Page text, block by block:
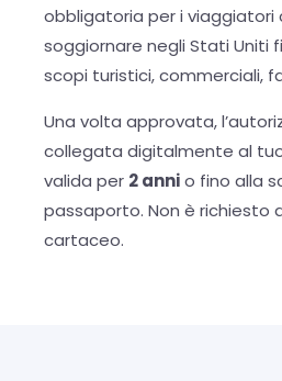
obbligatoria per i viaggiatori
soggiornare negli Stati Uniti
scopi turistici, commerciali,
Una volta approvata,
collegata digitalmente al
valida per 2 annio fino alla
passaporto. Non è richiesto
cartaceo.